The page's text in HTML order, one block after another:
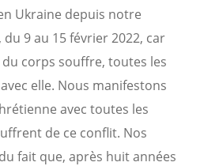
Ukraine depuis notre
9 au 15 février 2022, car
corps souffre, toutes les
elle. Nous manifestons
avec toutes les
de ce conflit. Nos
fait que, après huit années